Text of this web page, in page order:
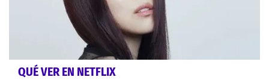
QUÉ VER EN NETFLIX